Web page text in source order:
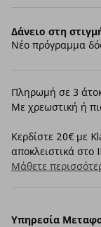
Δάνειο στη
Νέο πρόγραμμα
Πληρωμή σε 3
Με χρεωστική ή
Κερδίστε 20€ με
αποκλειστικά στο
Μάθετε
Υπηρεσία